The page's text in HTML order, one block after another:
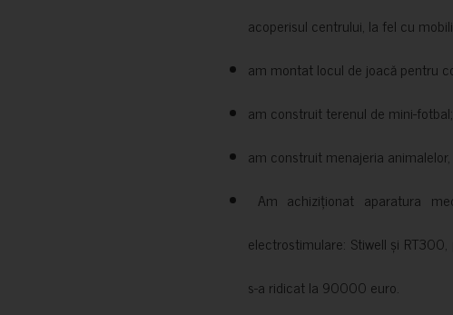
acoperisul centrului, la fel cu
am montat locul de joacă pentru
am construit terenul de mini-fotbal;
am construit menajeria
Am achiziționat aparatura
electrostimulare: Stiwell și
s-a ridicat la 90000 euro.